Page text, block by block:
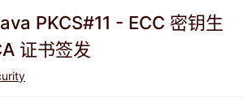
PKCS#11 - ECC 密钥生
证书签发